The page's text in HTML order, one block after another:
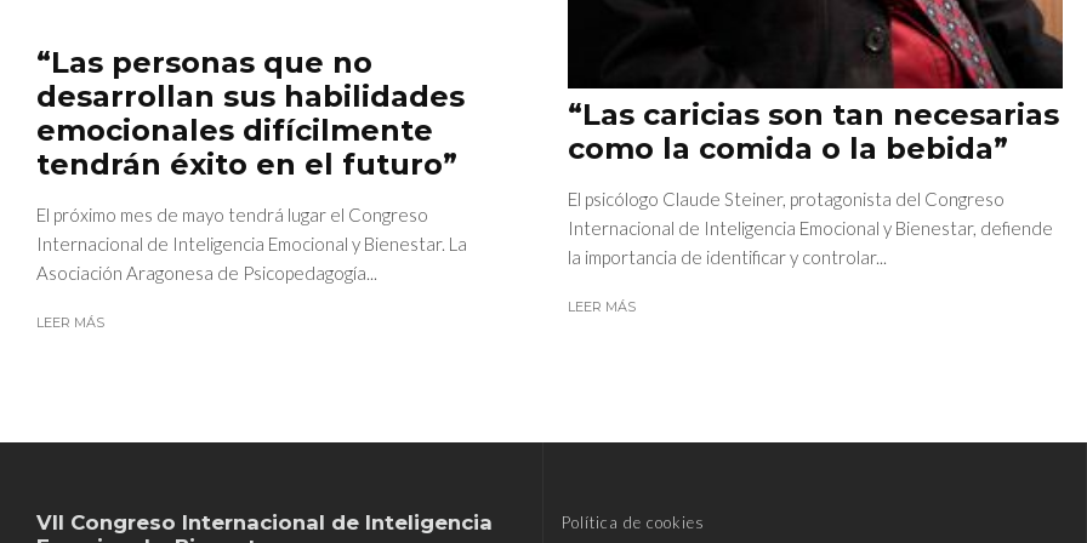
“Las personas que no
desarrollan sus habilidades
emocionales difícilmente
tendrán éxito en el futuro”
El próximo mes de mayo tendrá lugar el Congreso
Internacional de Inteligencia Emocional y Bienestar. La
Asociación Aragonesa de Psicopedagogía...
LEER MÁS
“Las caricias son tan necesarias
como la comida o la bebida”
El psicólogo Claude Steiner, protagonista del Congreso
Internacional de Inteligencia Emocional y Bienestar, defiende
la importancia de identificar y controlar...
LEER MÁS
VII Congreso Internacional de Inteligencia
Política de cookies